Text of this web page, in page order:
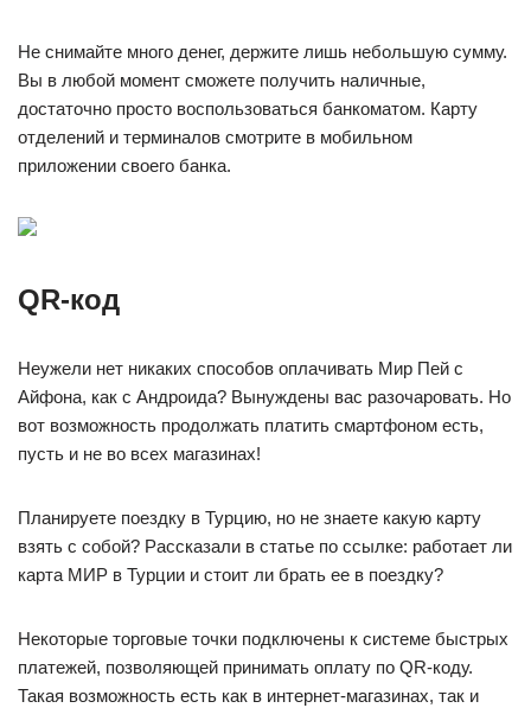
Не снимайте много денег, держите лишь небольшую сумму.
Вы в любой момент сможете получить наличные,
достаточно просто воспользоваться банкоматом. Карту
отделений и терминалов смотрите в мобильном
приложении своего банка.
QR-код
Неужели нет никаких способов оплачивать Мир Пей с
Айфона, как с Андроида? Вынуждены вас разочаровать. Но
вот возможность продолжать платить смартфоном есть,
пусть и не во всех магазинах!
Планируете поездку в Турцию, но не знаете какую карту
взять с собой? Рассказали в статье по ссылке: работает ли
карта МИР в Турции и стоит ли брать ее в поездку?
Некоторые торговые точки подключены к системе быстрых
платежей, позволяющей принимать оплату по QR-коду.
Такая возможность есть как в интернет-магазинах, так и